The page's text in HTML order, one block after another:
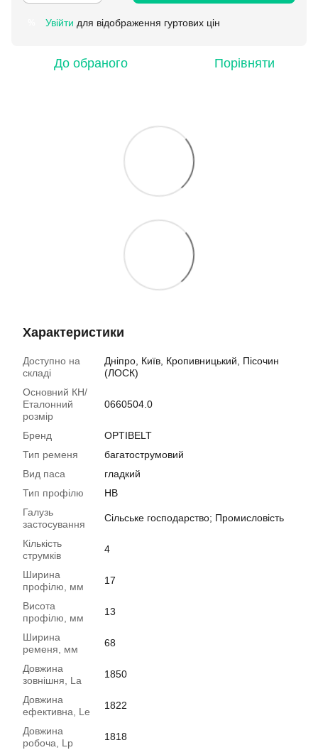
Увійти для відображення гуртових цін
До обраного Порівняти
Характеристики
Доступно на
складі
Дніпро, Київ, Кропивницький, Пісочин
(ЛОСК)
Основний КН/
Еталонний
розмір
0660504.0
Бренд
OPTIBELT
Тип ременя
багатострумовий
Вид паса
гладкий
Тип профілю
HB
Галузь
застосування
Сільське господарство; Промисловість
Кількість
струмків
4
Ширина
профілю, мм
17
Висота
профілю, мм
13
Ширина
ременя, мм
68
Довжина
зовнішня, La
1850
Довжина
ефективна, Le
1822
Довжина
робоча, Lp
1818